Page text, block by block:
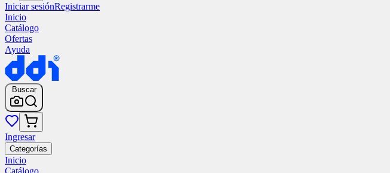
Iniciar sesiónRegistrarme
Inicio
Catálogo
Ofertas
Ayuda
Buscar
Ingresar
Categorías
Inicio
Catálogo